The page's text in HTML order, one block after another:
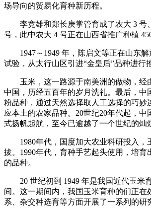
场导向的贸易化育种新历程。
李竞雄和郑长庚掌管育成了农大 3 号
号，此中农大 4 号正在山西省推广种植
1947～1949 年，陈启文等正在山东解
试验，从太行山区引进“金皇后”品种进行
玉米，这一路源于南美洲的做物，经
中国，历经五百年的岁月洗礼。最后，中
粉品种，通过天然选择取人工选择的巧妙
应本土的农家品种。20世纪20年代起，中
式扬帆起航，至今已逾越了一个世纪的灿
1980年代，国度加大农业科研投入，
拔。1990年代，育种手艺起头使用，培育
的品种。
20 世纪初到 1949 年是我国近代玉米
间。这一期间内，我国玉米育种的们正在
系、杂交种选育等方面开展了一系列的研